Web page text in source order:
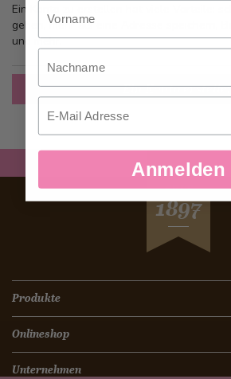
Ein Konto zu erstellen hat viele Vorteile:
gehen, mehr als eine Adresse speichern,
und mehr.
Ein Konto
SEIT
1897
Produkte
Onlineshop
Unternehmen
Nachname
Email
Anmelden